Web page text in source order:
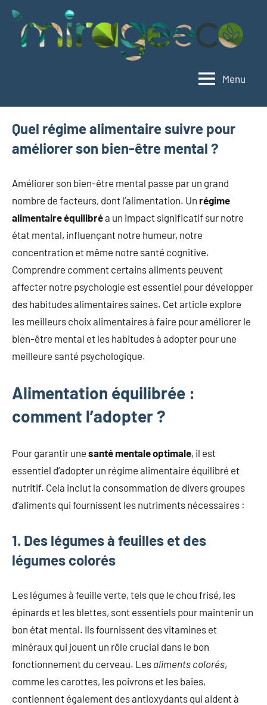
Aller
contenu
mieux
Menu
Quel régime alimentaire suivre pour
améliorer son bien-être mental ?
Améliorer son bien-être mental passe par un grand
nombre de facteurs, dont l’alimentation. Un régime
alimentaire équilibréa un impact significatif sur notre
état mental, influençant notre humeur, notre
concentration et même notre santé cognitive.
Comprendre comment certains aliments peuvent
affecter notre psychologie est essentiel pour développer
des habitudes alimentaires saines. Cet article explore
les meilleurs choix alimentaires à faire pour améliorer le
bien-être mental et les habitudes à adopter pour une
meilleure santé psychologique.
Alimentation équilibrée :
comment l’adopter ?
Pour garantir une santé mentale optimale, il est
essentiel d’adopter un régime alimentaire équilibré et
nutritif. Cela inclut la consommation de divers groupes
d’aliments qui fournissent les nutriments nécessaires :
1. Des légumes à feuilles et des
légumes colorés
Les légumes à feuille verte, tels que le chou frisé, les
épinards et les blettes, sont essentiels pour maintenir un
bon état mental. Ils fournissent des vitamines et
minéraux qui jouent un rôle crucial dans le bon
fonctionnement du cerveau. Les aliments colorés,
comme les carottes, les poivrons et les baies,
contiennent également des antioxydants qui aident à